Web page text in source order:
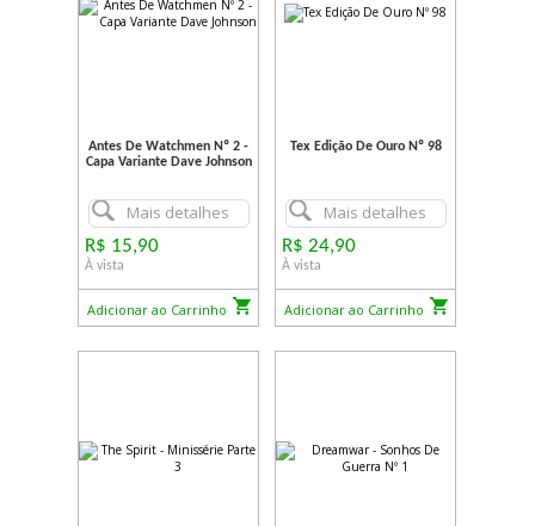
Antes De Watchmen Nº 2 -
Capa Variante Dave Johnson
Mais detalhes
R$ 15,90
À vista
Adicionar ao Carrinho
Tex Edição De Ouro Nº 98
Mais detalhes
R$ 24,90
À vista
Adicionar ao Carrinho